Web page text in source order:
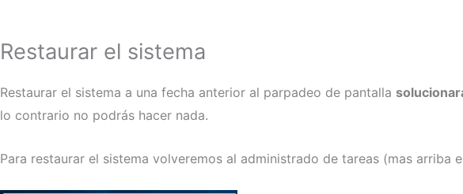
Restaurar el sistema
Restaurar el sistema a una fecha anterior al parpadeo de pantalla
lo contrario no podrás hacer nada.
Para restaurar el sistema volveremos al administrado de tareas (mas arriba